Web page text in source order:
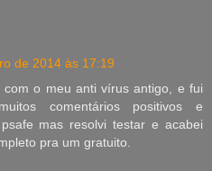
de 2014 às 17:19
com o meu anti vírus antigo, e fui
comentários positivos e
mas resolvi testar e acabei
pra um gratuito.